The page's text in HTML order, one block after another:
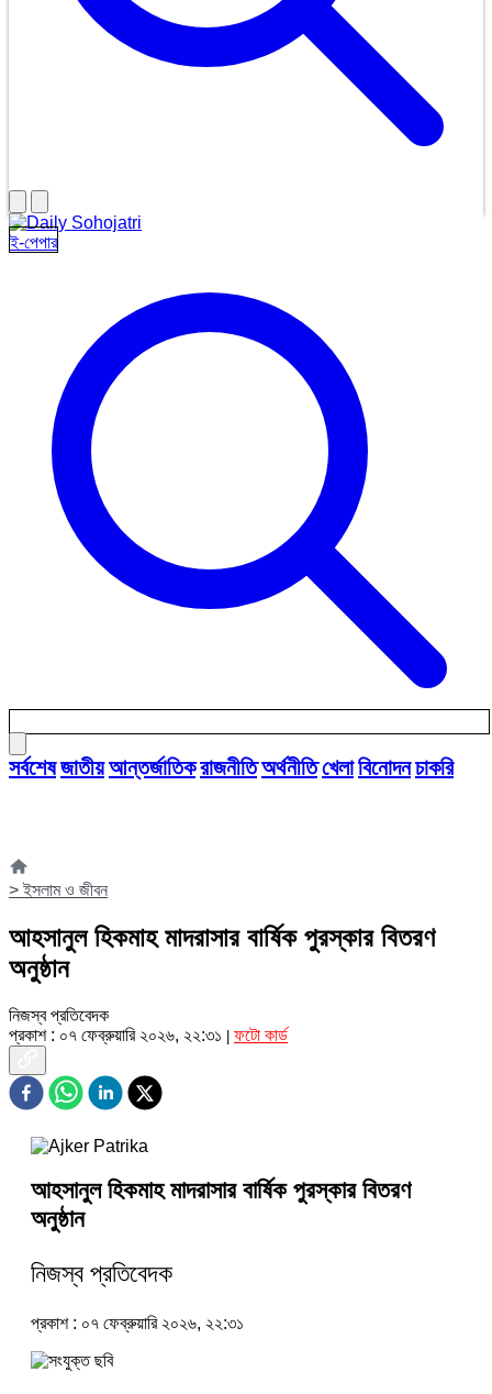
ই-পেপার
সর্বশেষজাতীয়আন্তর্জাতিকরাজনীতিঅর্থনীতিখেলাবিনোদনচাকরি
>ইসলাম ও জীবন
আহসানুল হিকমাহ মাদরাসার বার্ষিক পুরস্কার বিতরণ
অনুষ্ঠান
নিজস্ব প্রতিবেদক
প্রকাশ : ০৭ ফেব্রুয়ারি ২০২৬, ২২:৩১
ফটো কার্ড
আহসানুল হিকমাহ মাদরাসার বার্ষিক পুরস্কার বিতরণ
অনুষ্ঠান
নিজস্ব প্রতিবেদক
প্রকাশ : ০৭ ফেব্রুয়ারি ২০২৬, ২২:৩১